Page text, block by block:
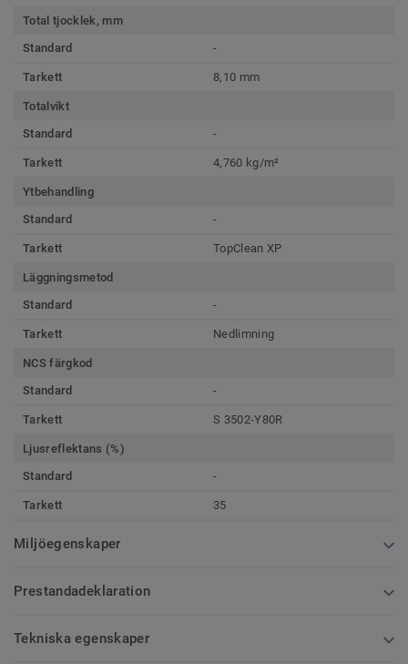
Total tjocklek, mm
Standard
-
Tarkett 8,10 mm
Totalvikt
Standard
-
Tarkett 4,760 kg/m²
Ytbehandling
Standard
-
Tarkett TopClean XP
Läggningsmetod
Standard
-
Tarkett Nedlimning
NCS färgkod
Standard
-
Tarkett S 3502-Y80R
Ljusreflektans (%)
Standard
-
Tarkett 35
Miljöegenskaper
Prestandadeklaration
Tekniska egenskaper